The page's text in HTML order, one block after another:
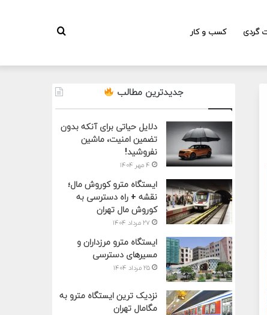
گردی کسب و کار جستجو
برای جدیدترین مطالب
دلایل حیاتی برای آنکه بدون
تضمین امنیت، ماشین
نفروشید!
۴ مهر ۱۴۰۴
ایستگاه مترو کوروش مال؛
نقشه + راه دسترسی به
کوروش مال تهران
۲۷ مرداد ۱۴۰۴
ایستگاه مترو مرزداران و
مسیرهای دسترسی
۲۵ مرداد ۱۴۰۴
نزدیک ترین ایستگاه مترو به
مگامال تهران